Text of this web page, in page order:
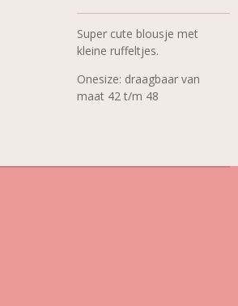
Super cute blousje met
kleine ruffeltjes.
Onesize: draagbaar van
maat 42 t/m 48